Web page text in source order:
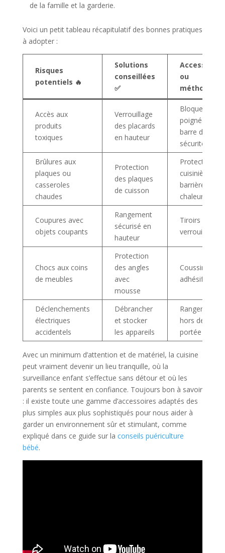
de la famille et la garderie.
Voici un petit tableau récapitulatif des bonnes pratiques
à adopter :
Risques
potentiels 🔥
Solutions
conseillées
✅
Accessoire
ou
méthode 📦
Accès aux
produits
toxiques
Verrouillage
des placards
en hauteur
Bloque-
poignée,
barre de
sécurité
Brûlures aux
plaques ou
casseroles
chaudes
Protection
des plaques
de cuisson
Protection
cuisinière,
barrière anti-
chaleur
Coupures avec
objets coupants
Rangement
sécurisé en
hauteur
Tiroirs
verrouillables
Chocs aux coins
de meubles
Protection
des angles
avec
mousse
Coussinet
adhésif
Déclenchements
électriques
accidentels
Débrancher
et stocker
les appareils
Rangement
hors de
portée
Avec un minimum d’attention et de matériel, la cuisine
peut vraiment devenir un lieu tranquille, où la
surveillance enfant s’effectue sans détour et où les
parents se sentent en confiance. Toujours bon à savoir
: il existe toute une gamme d’accessoires adaptés des
plus simples aux plus sophistiqués pour nous aider à
garder un environnement sûr et stimulant, comme
expliqué dans ce guide sur la conseils puériculture
bébé.